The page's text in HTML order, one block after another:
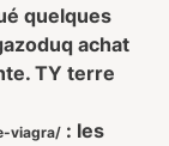
quelques
achat
TY terre
viagra/ : les